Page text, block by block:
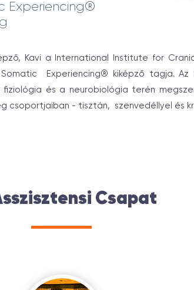
Csapat
Experiencing®
Kavi a International Institute for
Experiencing® kiképző tagja. Az
és a neurobiológia terén
csoportjaiban - tisztán, szenvedéllyel és